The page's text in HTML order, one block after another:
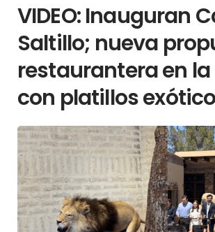
VIDEO: Inauguran
Saltillo; nueva
restaurantera en
con platillos